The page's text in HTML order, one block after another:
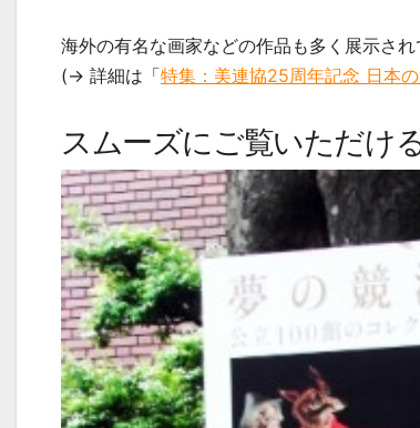
海外の有名な画家などの作品も多く展示され
(→ 詳細は「特集：美連協25周年記念 日本
スムーズにご覧いただけ